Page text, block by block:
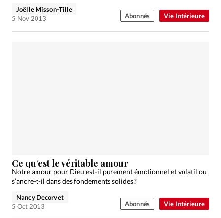
Vie Intérieure
Joëlle Misson-Tille
5 Nov 2013
Abonnés
Vie Intérieure
Ce qu’est le véritable amour
Notre amour pour Dieu est-il purement émotionnel et volatil ou
s’ancre-t-il dans des fondements solides ?
Nancy Decorvet
5 Oct 2013
Abonnés